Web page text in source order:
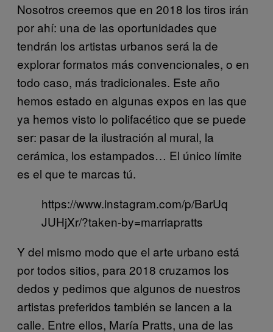
Nosotros creemos que en 2018 los tiros irán
por ahí: una de las oportunidades que
tendrán los artistas urbanos será la de
explorar formatos más convencionales, o en
todo caso, más tradicionales. Este año
hemos estado en algunas expos en las que
ya hemos visto lo polifacético que se puede
ser: pasar de la ilustración al mural, la
cerámica, los estampados… El único límite
es el que te marcas tú.
https://www.instagram.com/p/BarUq
JUHjXr/?taken-by=marriapratts
Y del mismo modo que el arte urbano está
por todos sitios, para 2018 cruzamos los
dedos y pedimos que algunos de nuestros
artistas preferidos también se lancen a la
calle. Entre ellos, María Pratts, una de las